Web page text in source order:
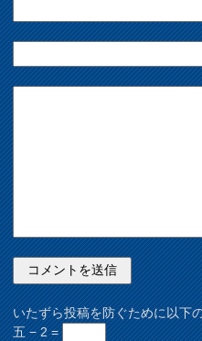
いたずら投稿を防ぐために以下
五 − 2 =